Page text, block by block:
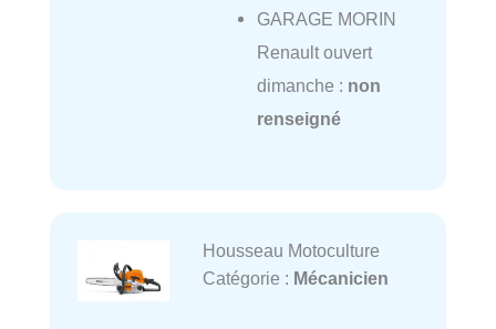
GARAGE MORIN
Renault ouvert
dimanche : non
renseigné
Housseau Motoculture
Catégorie : Mécanicien